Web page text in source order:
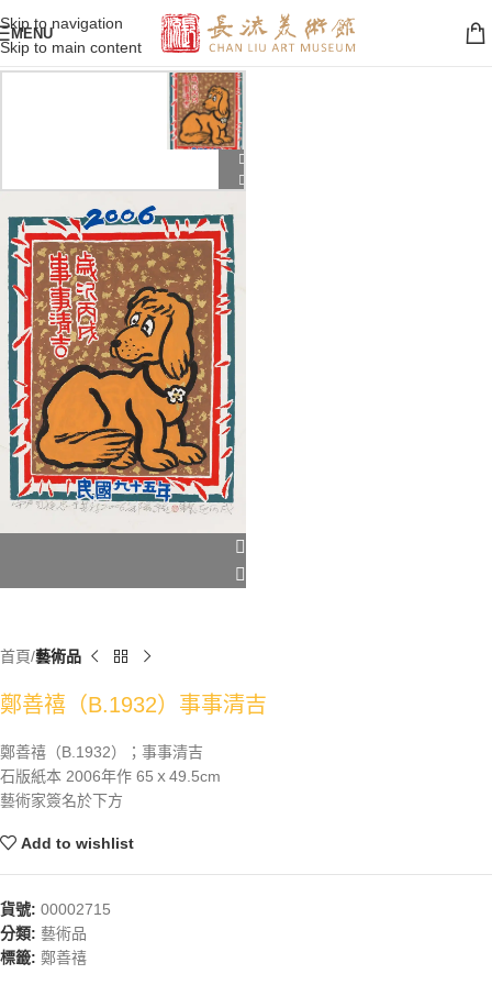
Skip to navigation
Skip to main content
MENU
首頁 藝術品
鄭善禧（B.1932）事事清吉
鄭善禧（B.1932）；事事清吉
石版紙本 2006年作 65ｘ49.5cm
藝術家簽名於下方
Add to wishlist
貨號: 00002715
分類: 藝術品
標籤: 鄭善禧